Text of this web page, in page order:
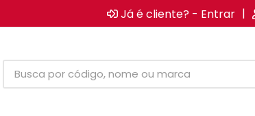
Já é cliente? - Entrar |